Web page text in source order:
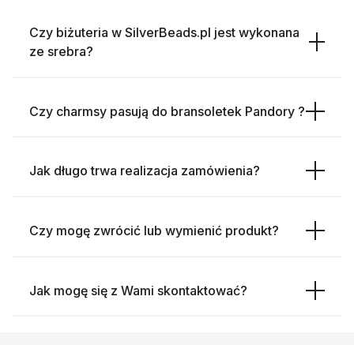
Czy biżuteria w SilverBeads.pl jest wykonana
ze srebra?
Czy charmsy pasują do bransoletek Pandory ?
Jak długo trwa realizacja zamówienia?
Czy mogę zwrócić lub wymienić produkt?
Jak mogę się z Wami skontaktować?